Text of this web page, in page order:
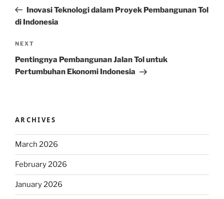
PostInovasi Teknologi dalam Proyek Pembangunan Tol
di Indonesia
Next
Post
NEXT
Pentingnya Pembangunan Jalan Tol untuk
Pertumbuhan Ekonomi Indonesia
ARCHIVES
March 2026
February 2026
January 2026